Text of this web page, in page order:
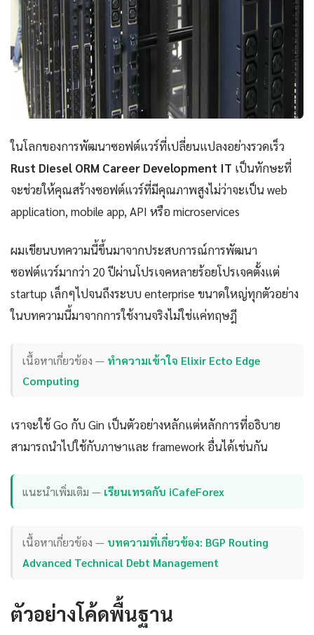
ในโลกของการพัฒนาซอฟต์แวร์ที่เปลี่ยนแปลงอย่างรวดเร็ว
Rust Diesel ORM Career Development IT เป็นทักษะที่
จะช่วยให้คุณสร้างซอฟต์แวร์ที่มีคุณภาพสูงไม่ว่าจะเป็น web
application, mobile app, API หรือ microservices
ผมเขียนบทความนี้ขึ้นมาจากประสบการณ์การพัฒนา
ซอฟต์แวร์มากว่า 20 ปีผ่านโปรเจคหลายร้อยโปรเจคตั้งแต่
startup เล็กๆไปจนถึงระบบ enterprise ขนาดใหญ่ทุกตัวอย่าง
ในบทความนี้มาจากการใช้งานจริงไม่ใช่แค่ทฤษฎี
เนื้อหาเกี่ยวข้อง — ทำความเข้าใจ Elixir Ecto Edge
Computing
เราจะใช้ Go กับ Gin เป็นตัวอย่างหลักแต่หลักการที่อธิบาย
สามารถนำไปใช้กับภาษาและ framework อื่นได้เช่นกัน
แนะนำเพิ่มเติม — เรียนเทรดกับ iCafeForex
เนื้อหาเกี่ยวข้อง — บทความที่เกี่ยวข้อง: BGP Routing
Advanced Technical Debt Management
ตัวอย่างโค้ดพื้นฐาน